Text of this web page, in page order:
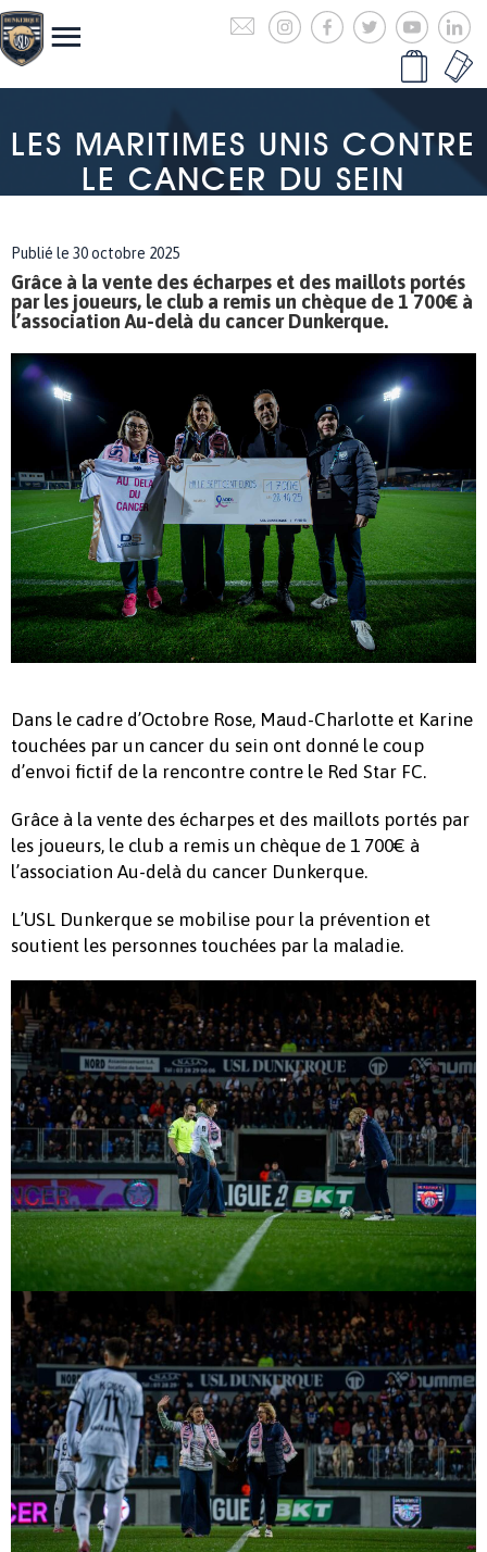
LES MARITIMES UNIS CONTRE
LE CANCER DU SEIN
Publié le 30 octobre 2025
Grâce à la vente des écharpes et des maillots portés
par les joueurs, le club a remis un chèque de 1 700€ à
l’association Au-delà du cancer Dunkerque.
Dans le cadre d’Octobre Rose, Maud-Charlotte et Karine
touchées par un cancer du sein ont donné le coup
d’envoi fictif de la rencontre contre le Red Star FC.
Grâce à la vente des écharpes et des maillots portés par
les joueurs, le club a remis un chèque de 1 700€ à
l’association Au-delà du cancer Dunkerque.
L’USL Dunkerque se mobilise pour la prévention et
soutient les personnes touchées par la maladie.